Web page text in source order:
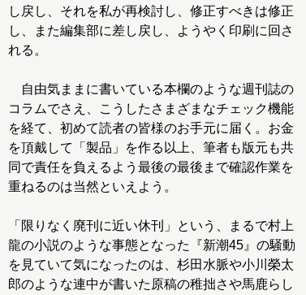
し戻し、それを私が再検討し、修正すべきは修正
し、また編集部に差し戻し、ようやく印刷に回さ
れる。
自由気ままに書いている本欄のような週刊誌の
コラムでさえ、こうしたさまざまなチェック機能
を経て、初めて読者の皆様のお手元に届く。お金
を頂戴して「製品」を作る以上、筆者も版元も共
同で責任を負えるよう最後の最後まで確認作業を
重ねるのは当然といえよう。
「限りなく廃刊に近い休刊」という、まるで村上
龍の小説のような事態となった『新潮45』の騒動
を見ていて気になったのは、杉田水脈や小川榮太
郎のような連中が書いた原稿の稚拙さや馬鹿らし